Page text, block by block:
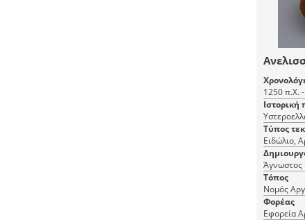
1250 π.Χ.
Ιστορική
Τύπος
Ειδώλιο,
Άγνωστος
Τόπος
Νομός
Φορέας
Εφορεία